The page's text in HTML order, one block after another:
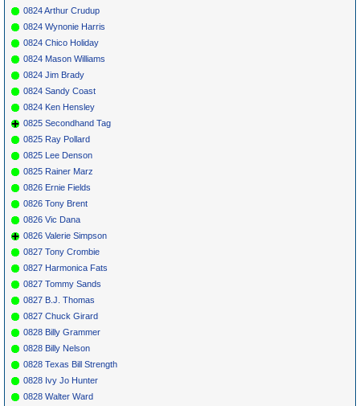
0824 Arthur Crudup
0824 Wynonie Harris
0824 Chico Holiday
0824 Mason Williams
0824 Jim Brady
0824 Sandy Coast
0824 Ken Hensley
0825 Secondhand Tag
0825 Ray Pollard
0825 Lee Denson
0825 Rainer Marz
0826 Ernie Fields
0826 Tony Brent
0826 Vic Dana
0826 Valerie Simpson
0827 Tony Crombie
0827 Harmonica Fats
0827 Tommy Sands
0827 B.J. Thomas
0827 Chuck Girard
0828 Billy Grammer
0828 Billy Nelson
0828 Texas Bill Strength
0828 Ivy Jo Hunter
0828 Walter Ward